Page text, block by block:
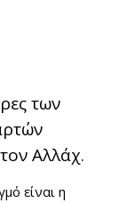
των
Αλλάχ.
είναι η